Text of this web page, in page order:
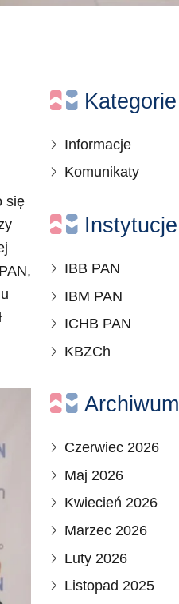
się
Kategorie
Informacje
Komunikaty
Instytucje
IBB PAN
IBM PAN
ICHB PAN
KBZCh
Archiwum
Czerwiec 2026
Maj 2026
Kwiecień 2026
Marzec 2026
Luty 2026
Listopad 2025